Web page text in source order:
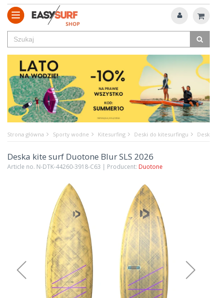
Strona główna Sporty wodne Kitesurfing Deski do kitesurfingu Deska
Deska kite surf Duotone Blur SLS 2026
Article no. N-DTK-44260-3918-C63 | Producent: Duotone